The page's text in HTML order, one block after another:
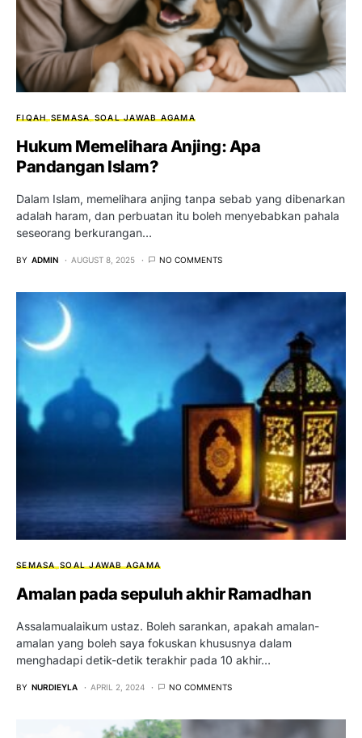
FIQAH SEMASA SOAL JAWAB AGAMA
Hukum Memelihara Anjing: Apa
Pandangan Islam?
Dalam Islam, memelihara anjing tanpa sebab yang dibenarkan
adalah haram, dan perbuatan itu boleh menyebabkan pahala
seseorang berkurangan…
BY ADMIN AUGUST 8, 2025 NO COMMENTS
SEMASA SOAL JAWAB AGAMA
Amalan pada sepuluh akhir Ramadhan
Assalamualaikum ustaz. Boleh sarankan, apakah amalan-
amalan yang boleh saya fokuskan khususnya dalam
menghadapi detik-detik terakhir pada 10 akhir…
BY NURDIEYLA APRIL 2, 2024 NO COMMENTS